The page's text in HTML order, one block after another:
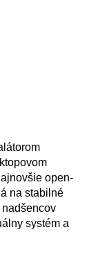
open-
na stabilné
systém a